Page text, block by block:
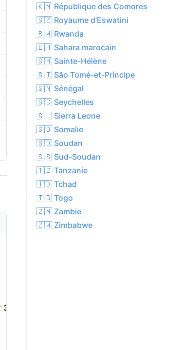
18.0 kph
0.0 mm
8.0
05:34 AM
New Moon
30.0°
🇰🇲 République des Comores
🇸🇿 Royaume d’Eswatini
🇷🇼 Rwanda
🇪🇭 Sahara marocain
🇸🇭 Sainte-Hélène
🇸🇹 São Tomé-et-Príncipe
🇸🇳 Sénégal
🇸🇨 Seychelles
🇸🇱 Sierra Leone
🇸🇴 Somalie
🇸🇩 Soudan
🇸🇸 Sud-Soudan
🇹🇿 Tanzanie
🇹🇩 Tchad
🇹🇬 Togo
🇿🇲 Zambie
🇿🇼 Zimbabwe